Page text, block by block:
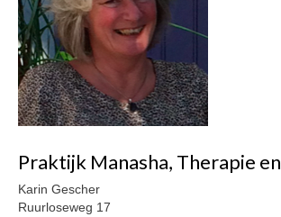
Praktijk Manasha, Therapie
Karin Gescher
Ruurloseweg 17